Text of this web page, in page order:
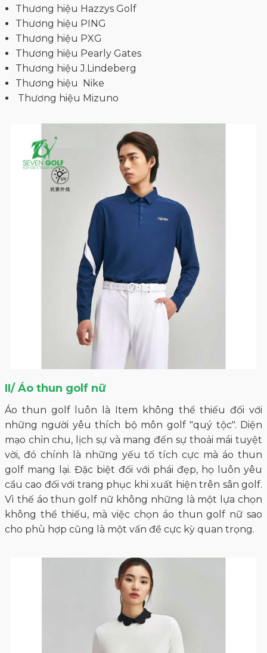
Thương hiệu Hazzys Golf
Thương hiệu PING
Thương hiệu PXG
Thương hiệu Pearly Gates
Thương hiệu J.Lindeberg
Thương hiệu Nike
Thương hiệu Mizuno
II/ Áo thun golf nữ
Áo thun golf luôn là Item không thể thiếu đối với
những người yêu thích bộ môn golf "quý tộc". Diện
mạo chỉn chu, lịch sự và mang đến sự thoải mái tuyệt
vời, đó chính là những yếu tố tích cực mà áo thun
golf mang lại. Đặc biệt đối với phái đẹp, họ luôn yêu
cầu cao đối với trang phục khi xuất hiện trên sân golf.
Vì thế áo thun golf nữ không những là một lựa chọn
không thể thiếu, mà việc chọn áo thun golf nữ sao
cho phù hợp cũng là một vấn đề cực kỳ quan trọng.